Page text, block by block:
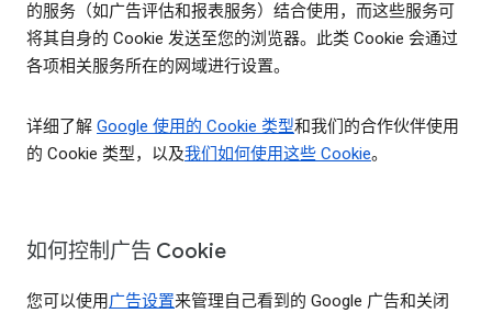
的服务（如广告评估和报表服务）结合使用，而这些服务可
将其自身的 Cookie 发送至您的浏览器。此类 Cookie 会通过
各项相关服务所在的网域进行设置。
详细了解 Google 使用的 Cookie 类型和我们的合作伙伴使用
的 Cookie 类型，以及我们如何使用这些 Cookie。
如何控制广告 Cookie
您可以使用广告设置来管理自己看到的 Google 广告和关闭